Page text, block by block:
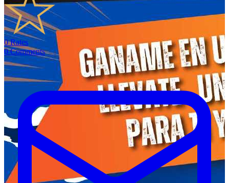
0 Rates
0 Comments